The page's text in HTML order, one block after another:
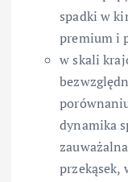
spadki w
premium i
w skali
dynamika
przekąsek,